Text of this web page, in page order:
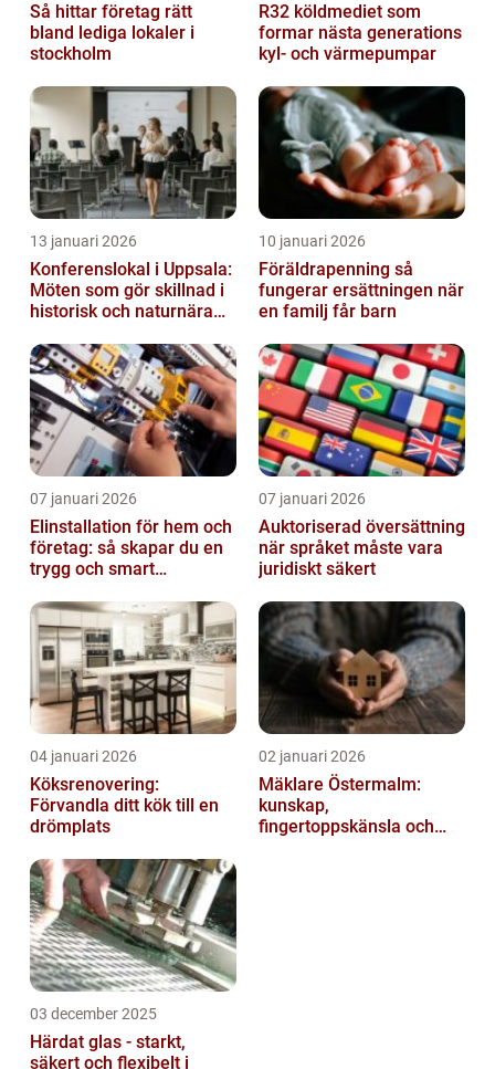
Så hittar företag rätt
bland lediga lokaler i
stockholm
R32 köldmediet som
formar nästa generations
kyl- och värmepumpar
13 januari 2026
Konferenslokal i Uppsala:
Möten som gör skillnad i
historisk och naturnära
10 januari 2026
Föräldrapenning så
fungerar ersättningen när
en familj får barn
07 januari 2026
Elinstallation för hem och
företag: så skapar du en
trygg och smart
07 januari 2026
Auktoriserad översättning
när språket måste vara
juridiskt säkert
04 januari 2026
Köksrenovering:
Förvandla ditt kök till en
drömplats
02 januari 2026
Mäklare Östermalm:
kunskap,
fingertoppskänsla och
03 december 2025
Härdat glas - starkt,
säkert och flexibelt i